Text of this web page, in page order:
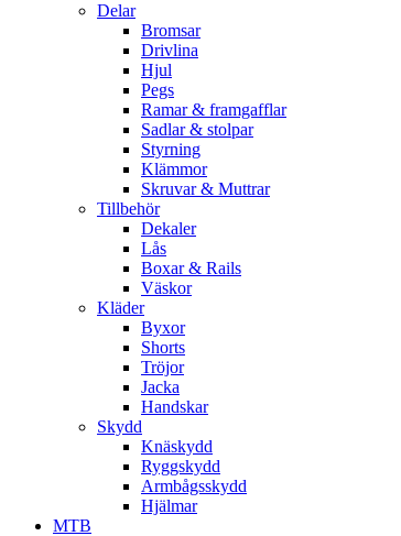
Delar
Bromsar
Drivlina
Hjul
Pegs
Ramar & framgafflar
Sadlar & stolpar
Styrning
Klämmor
Skruvar & Muttrar
Tillbehör
Dekaler
Lås
Boxar & Rails
Väskor
Kläder
Byxor
Shorts
Tröjor
Jacka
Handskar
Skydd
Knäskydd
Ryggskydd
Armbågsskydd
Hjälmar
MTB